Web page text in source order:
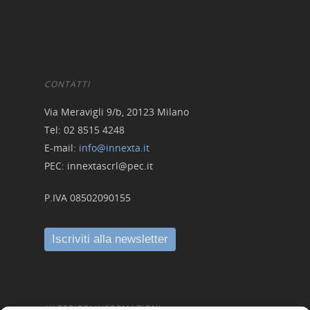
CONTATTI
Via Meravigli 9/b, 20123 Milano
Tel: 02 8515 4248
E-mail: info@innexta.it
PEC: innextascrl@pec.it
P.IVA 08502090155